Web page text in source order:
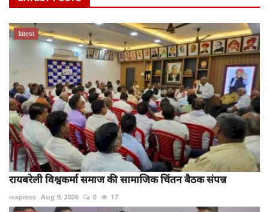
latest
रायबरेली विश्वकर्मा समाज की सामाजिक चिंतन बैठक संपन्न
rexpress Aug 9, 2026 0 17